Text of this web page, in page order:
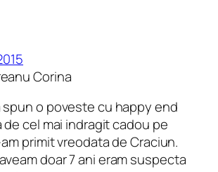
Corina
spun o poveste cu happy end
de cel mai indragit cadou pe
primit vreodata de Craciun.
doar 7 ani eram suspecta